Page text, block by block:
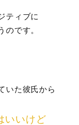
ティブに
のです。
いた彼氏から
いいけど